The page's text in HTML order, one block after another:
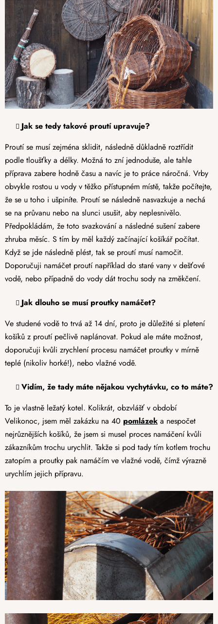
Jak se tedy takové proutí upravuje?
Proutí se musí zejména sklidit, následně důkladně roztřídit
podle tloušťky a délky. Možná to zní jednoduše, ale tahle
příprava zabere hodně času a navíc je to práce náročná. Vrby
obvykle rostou u vody v těžko přístupném místě, takže počítejte,
že se u toho i ušpiníte. Proutí se následně nasvazkuje a nechá
se na průvanu nebo na slunci usušit, aby neplesnivělo.
Předpokládám, že toto svazkování a následné sušení zabere
zhruba měsíc. S tím by měl každý začínající košíkář počítat.
Když se jde následně plést, tak se proutí musí namočit.
Doporučuji namáčet proutí například do staré vany v dešťové
vodě, nebo případně do vody dát trochu sody na změkčení.
Jak dlouho se musí proutky namáčet?
Ve studené vodě to trvá až 14 dní, proto je důležité si pletení
košíků z proutí pečlivě naplánovat. Pokud ale máte možnost,
doporučuji kvůli zrychlení procesu namáčet proutky v mírně
teplé (nikoliv horké!), nebo vlažné vodě.
Vidím, že tady máte nějakou vychytávku, co to máte?
To je vlastně ležatý kotel. Kolikrát, obzvlášť v období
Velikonoc, jsem měl zakázku na 40 pomlázek a nespočet
nejrůznějších košíků, že jsem si musel proces namáčení kvůli
zákazníkům trochu urychlit. Takže si pod tady tím kotlem trochu
zatopím a proutky pak namáčím ve vlažné vodě, čímž výrazně
urychlím jejich přípravu.